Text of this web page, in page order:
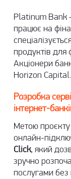
Platinum Bank
працює на
продуктів для
Акціонери
Horizon Capital.
Розробка
інтернет-
Метою
онлайн-
Click, який
зручно
послугами без